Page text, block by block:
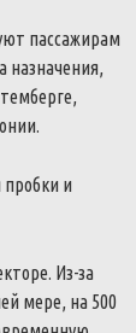
пассажирам
назначения,
пробки и
Из-за
мере, на 500